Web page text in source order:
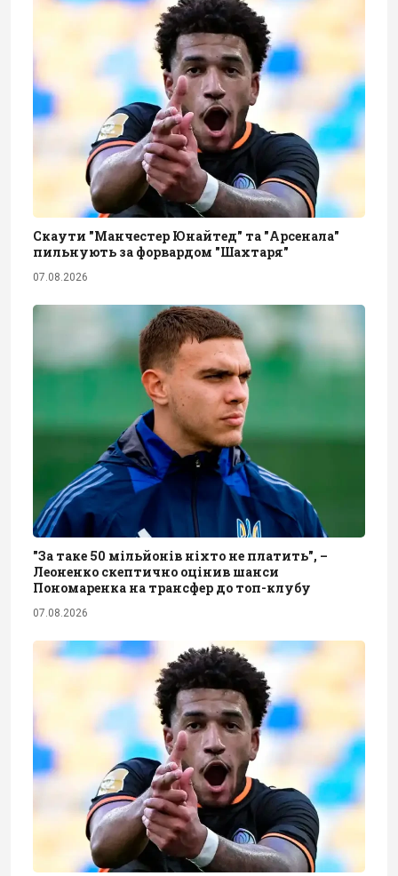
Скаути "Манчестер Юнайтед" та "Арсенала"
пильнують за форвардом "Шахтаря"
07.08.2026
"За таке 50 мільйонів ніхто не платить", –
Леоненко скептично оцінив шанси
Пономаренка на трансфер до топ-клубу
07.08.2026